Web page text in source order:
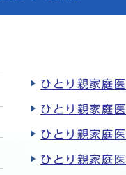
ひとり親家庭
ひとり親家庭
ひとり親家庭
ひとり親家庭